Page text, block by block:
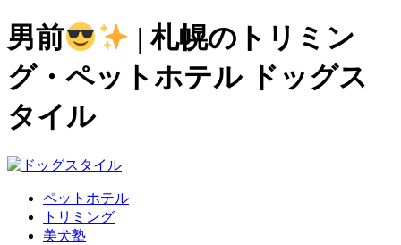
男前
| 札幌のトリミン
グ・ペットホテル ドッグス
タイル
ペットホテル
トリミング
美犬塾